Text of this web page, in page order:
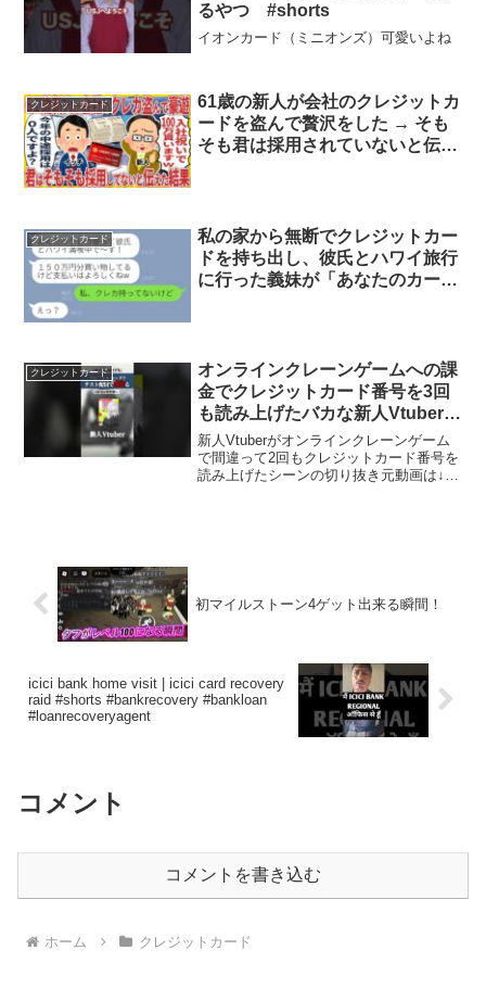
るやつ #shorts
イオンカード（ミニオンズ）可愛いよね
クレジットカード
61歳の新人が会社のクレジットカ
ードを盗んで贅沢をした → そも
そも君は採用されていないと伝え
クレジットカード
私の家から無断でクレジットカー
ドを持ち出し、彼氏とハワイ旅行
に行った義妹が「あなたのカード
クレジットカード
オンラインクレーンゲームへの課
金でクレジットカード番号を3回
も読み上げたバカな新人Vtuber
#vtuber #新人vtuber #shorts #切
り抜き #新人vtuber配信切り抜き
新人Vtuberがオンラインクレーンゲーム
で間違って2回もクレジットカード番号を
読み上げたシーンの切り抜き元動画は↓テ
初マイルストーン4ゲット出来る瞬間！
icici bank home visit | icici card recovery
raid #shorts #bankrecovery #bankloan
#loanrecoveryagent
コメント
コメントを書き込む
ホーム クレジットカード